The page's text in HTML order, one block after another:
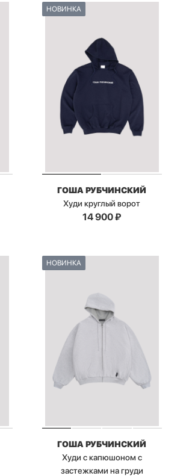
НОВИНКА
ГОША РУБЧИНСКИЙ
Худи круглый ворот
14 900₽
НОВИНКА
ГОША РУБЧИНСКИЙ
Худи с капюшоном с
застежками на груди